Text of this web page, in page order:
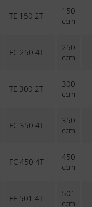
TE 150 2T
150
ccm
FC 250 4T
250
ccm
TE 300 2T
300
ccm
FC 350 4T
350
ccm
FC 450 4T
450
ccm
FE 501 4T
501
ccm